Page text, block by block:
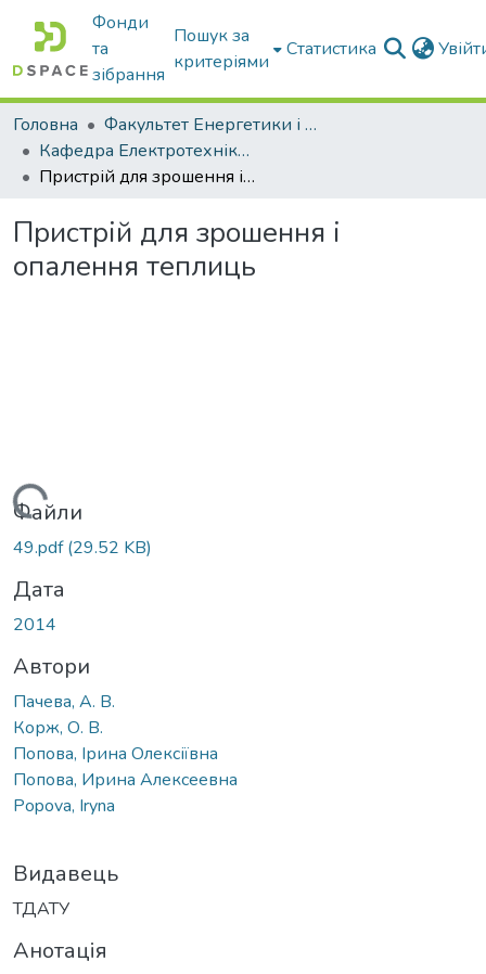
Фонди
та
зібрання
Пошук за
критеріями
Статистика
Головна
Факультет Енергетики і комп'ютерних технологій
Кафедра Електротехніки і електромеханіки ім. проф. В.В. Овчарова
Пристрій для зрошення і опалення теплиць
Пристрій для зрошення і
опалення теплиць
Вантажиться...
Файли
49.pdf(29.52 KB)
Дата
2014
Автори
Пачева, А. В.
Корж, О. В.
Попова, Ірина Олексіївна
Попова, Ирина Алексеевна
Popova, Iryna
Видавець
ТДАТУ
Анотація